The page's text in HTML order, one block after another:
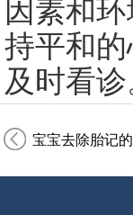
因素和
持平和
及时看诊
宝宝去除胎记